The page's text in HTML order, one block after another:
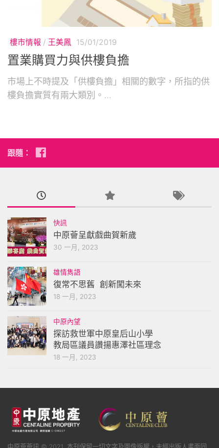
樓市情報 / 王美鳳 15/01/2019
置業購買力與供樓負擔
市場上不時提及「供樓負擔」相關的數字，所指的供
樓負擔實質有兩大類別。...
跟隨：
快訊
中原薈呈獻戲曲賀新歲
30 一月, 2023
雄情雋語
復常不思舊 創新闖未來
18 一月, 2023
中原內望
探訪救世軍中原皇后山小學
教局區議員讚揚惠澤社區理念
18 一月, 2023